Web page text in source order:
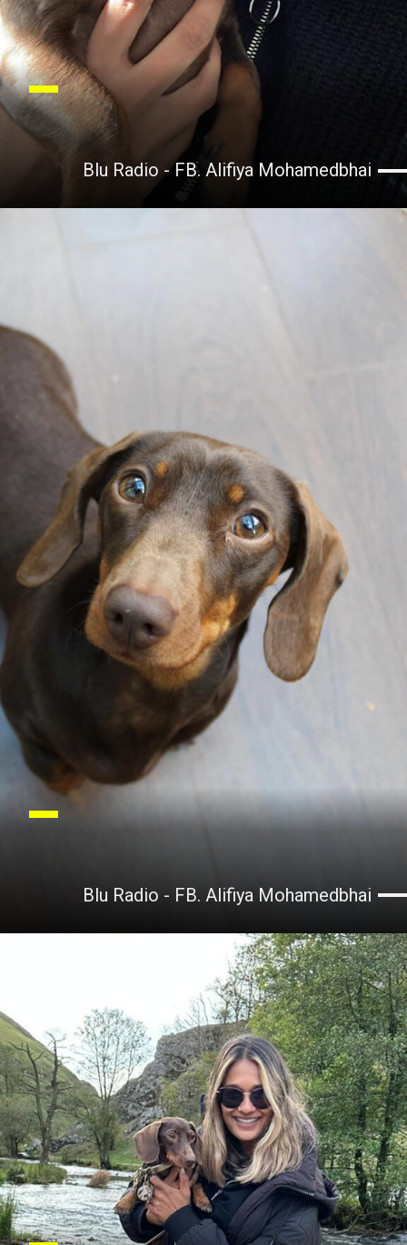
Blu Radio - FB. Alifiya Mohamedbhai
Blu Radio - FB. Alifiya Mohamedbhai